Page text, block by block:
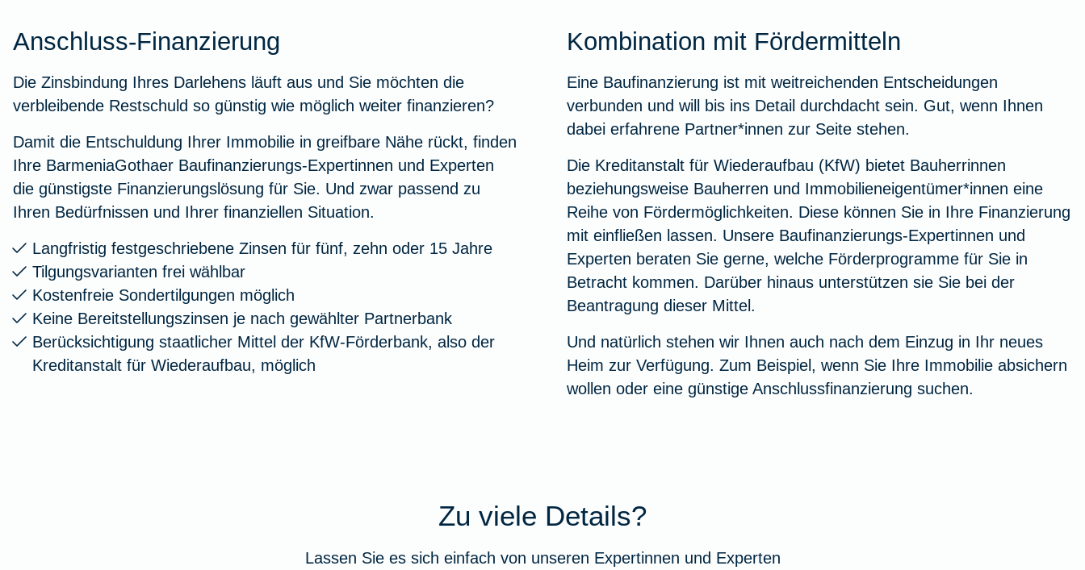
Anschluss-Finanzierung
Die Zinsbindung Ihres Darlehens läuft aus und Sie möchten die
verbleibende Restschuld so günstig wie möglich weiter finanzieren?
Damit die Entschuldung Ihrer Immobilie in greifbare Nähe rückt, finden
Ihre BarmeniaGothaer Baufinanzierungs-Expertinnen und Experten
die günstigste Finanzierungslösung für Sie. Und zwar passend zu
Ihren Bedürfnissen und Ihrer finanziellen Situation.
Langfristig festgeschriebene Zinsen für fünf, zehn oder 15 Jahre
Tilgungsvarianten frei wählbar
Kostenfreie Sondertilgungen möglich
Keine Bereitstellungszinsen je nach gewählter Partnerbank
Berücksichtigung staatlicher Mittel der KfW-Förderbank, also der
Kreditanstalt für Wiederaufbau, möglich
Kombination mit Fördermitteln
Eine Baufinanzierung ist mit weitreichenden Entscheidungen
verbunden und will bis ins Detail durchdacht sein. Gut, wenn Ihnen
dabei erfahrene Partner*innen zur Seite stehen.
Die Kreditanstalt für Wiederaufbau (KfW) bietet Bauherrinnen
beziehungsweise Bauherren und Immobilieneigentümer*innen eine
Reihe von Fördermöglichkeiten. Diese können Sie in Ihre Finanzierung
mit einfließen lassen. Unsere Baufinanzierungs-Expertinnen und
Experten beraten Sie gerne, welche Förderprogramme für Sie in
Betracht kommen. Darüber hinaus unterstützen sie Sie bei der
Beantragung dieser Mittel.
Und natürlich stehen wir Ihnen auch nach dem Einzug in Ihr neues
Heim zur Verfügung. Zum Beispiel, wenn Sie Ihre Immobilie absichern
wollen oder eine günstige Anschlussfinanzierung suchen.
Zu viele Details?
Lassen Sie es sich einfach von unseren Expertinnen und Experten